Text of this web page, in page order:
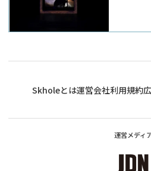
Skholeとは運営会社利用規約
運営メディ